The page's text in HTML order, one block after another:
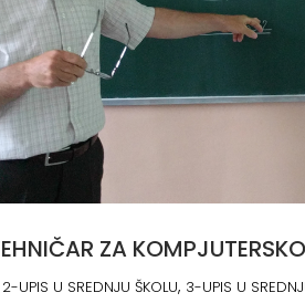
ZA
2-UPIS U SREDNJU ŠKOLU, 3-UPIS U